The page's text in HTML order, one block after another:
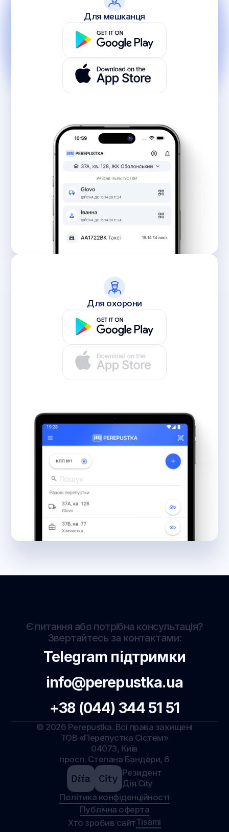
Для охорони
Для мешканця
Є питання або потрібна консультація?
Звертайтесь за контактами:
Telegram підтримки
info@perepustka.ua
+38 (044) 344 51 51
© 2026 Perepustka. Всі права захищені
ТОВ «Перепустка Сістем»
04073, Київ
просп. Степана Бандери, 6
Резидент
Дія.City
Політика конфіденційності
Публічна оферта
Хто зробив сайтTisami